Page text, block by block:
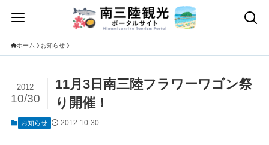
ホーム お知らせ
11月3日南三陸フラワーワゴン祭
り開催！
2012
10/30
お知らせ 2012-10-30